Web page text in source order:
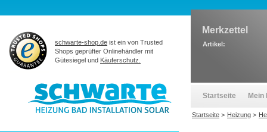
schwarte-shop.de ist ein von Trusted
Shops geprüfter Onlinehändler mit
Gütesiegel und Käuferschutz.
Merkzettel
Artikel:
Startseite Mein
Startseite > Heizung >